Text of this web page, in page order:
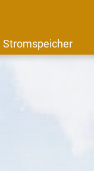
Stromspeicher